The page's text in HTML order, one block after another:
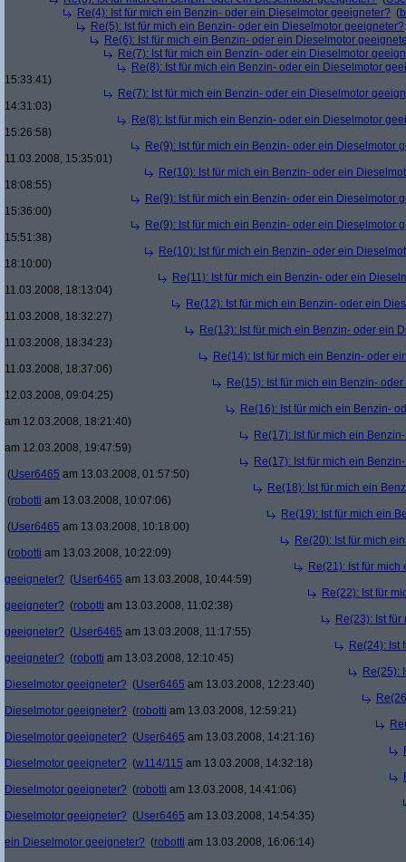
Re(4): Ist für mich ein Benzin- oder ein Dieselmotor geeigneter? (
Re(5): Ist für mich ein Benzin- oder ein Dieselmotor geeigneter?
Re(6): Ist für mich ein Benzin- oder ein Dieselmotor
Re(7): Ist für mich ein Benzin- oder ein Dieselmotor
Re(8): Ist für mich ein Benzin- oder ein Dieselmotor
15:33:41)
Re(7): Ist für mich ein Benzin- oder ein Dieselmotor
14:31:03)
Re(8): Ist für mich ein Benzin- oder ein Dieselmotor
15:26:58)
Re(9): Ist für mich ein Benzin- oder ein Dieselmotor
11.03.2008, 15:35:01)
Re(10): Ist für mich ein Benzin- oder ein
18:08:55)
Re(9): Ist für mich ein Benzin- oder ein Dieselmotor
15:36:00)
Re(9): Ist für mich ein Benzin- oder ein Dieselmotor
15:51:38)
Re(10): Ist für mich ein Benzin- oder ein
18:10:00)
Re(11): Ist für mich ein Benzin- oder ein
11.03.2008, 18:13:04)
Re(12): Ist für mich ein Benzin- oder ein
11.03.2008, 18:32:27)
Re(13): Ist für mich ein Benzin- oder ein
11.03.2008, 18:34:23)
Re(14): Ist für mich ein Benzin- oder
11.03.2008, 18:37:06)
Re(15): Ist für mich ein Benzin-
12.03.2008, 09:04:25)
Re(16): Ist für mich ein Benzin-
am 12.03.2008, 18:21:40)
Re(17): Ist für mich ein
am 12.03.2008, 19:47:59)
Re(17): Ist für mich ein
(User6465 am 13.03.2008, 01:57:50)
Re(18): Ist für mich ein
(robotti am 13.03.2008, 10:07:06)
Re(19): Ist für mich ein
(User6465 am 13.03.2008, 10:18:00)
Re(20): Ist für mich
(robotti am 13.03.2008, 10:22:09)
Re(21): Ist für
geeigneter? (User6465 am 13.03.2008, 10:44:59)
Re(22): Ist für
geeigneter? (robotti am 13.03.2008, 11:02:38)
Re(23): Ist
geeigneter? (User6465 am 13.03.2008, 11:17:55)
Re(24): Ist
geeigneter? (robotti am 13.03.2008, 12:10:45)
Re(25):
Dieselmotor geeigneter? (User6465 am 13.03.2008, 12:23:40)
Dieselmotor geeigneter? (robotti am 13.03.2008, 12:59:21)
Dieselmotor geeigneter? (User6465 am 13.03.2008, 14:21:16)
Dieselmotor geeigneter? (w114/115 am 13.03.2008, 14:32:18)
Dieselmotor geeigneter? (robotti am 13.03.2008, 14:41:06)
Dieselmotor geeigneter? (User6465 am 13.03.2008, 14:54:35)
ein Dieselmotor geeigneter? (robotti am 13.03.2008, 16:06:14)